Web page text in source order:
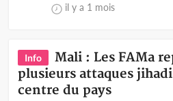
il y a 1 mois
Info
Mali : Les FAMa
plusieurs attaques
centre du pays